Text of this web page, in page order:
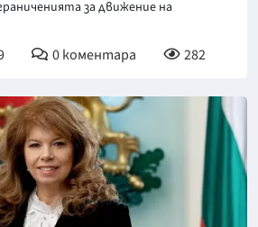
за движение на
0коментара 282